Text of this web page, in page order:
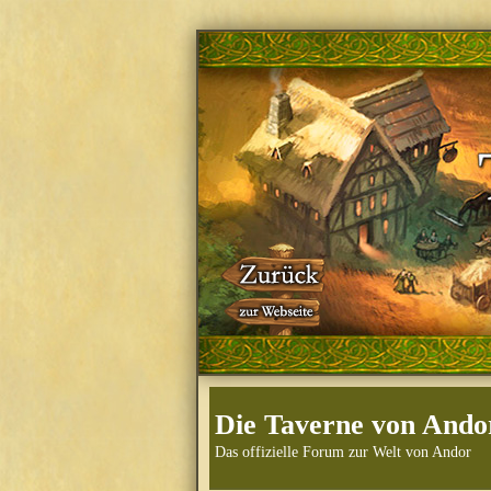
Die Taverne von
Das offizielle Forum zur Welt von Andor